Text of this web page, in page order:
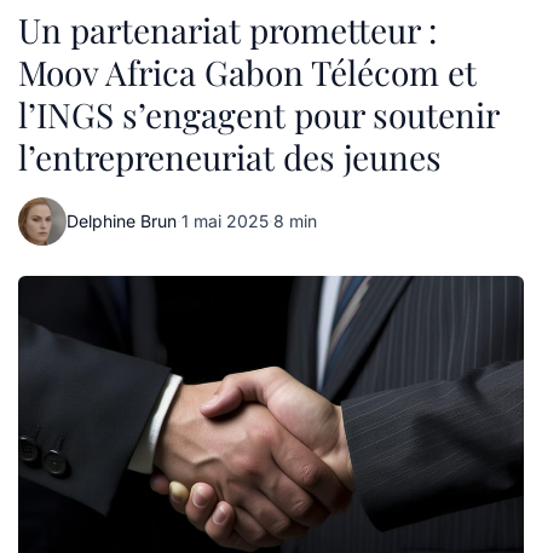
Un partenariat prometteur :
Moov Africa Gabon Télécom et
l’INGS s’engagent pour soutenir
l’entrepreneuriat des jeunes
Delphine Brun·1 mai 2025·8 min